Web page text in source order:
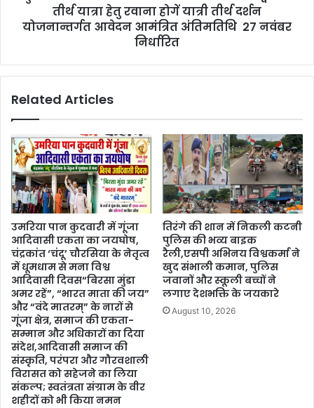
तीर्थ यात्रा हेतु रवाना होगें यात्री तीर्थ दर्शन
योजनान्तर्गत आवेदन आमंत्रित अंतिमतिथि 27 नवंबर
निर्धारित
Related Articles
उमरिया पान कुदवारी में गूंजा
आदिवासी एकता का जयघोष,
चंद्रकांत ‘चंदू’ चौरसिया के नेतृत्व
में धूमधाम से मना विश्व
आदिवासी दिवस“बिरसा मुंडा
अमर रहें”, “भारत माता की जय”
और “वंदे मातरम्” के नारों से
गूंजा क्षेत्र, समाज की एकता-
सम्मान और अधिकारों का दिया
संदेश,आदिवासी समाज की
संस्कृति, परंपरा और गौरवशाली
विरासत को सहेजने का लिया
संकल्प; स्वतंत्रता संग्राम के वीर
शहीदों को भी किया नमन
तिरंगे की शान में निकली कटनी
पुलिस की भव्य बाइक
रैली,एसपी अभिनय विश्वकर्मा ने
खुद संभाली कमान, पुलिस
जवानों और स्कूली बच्चों ने
लगाए देशभक्ति के जयकारे
August 10, 2026